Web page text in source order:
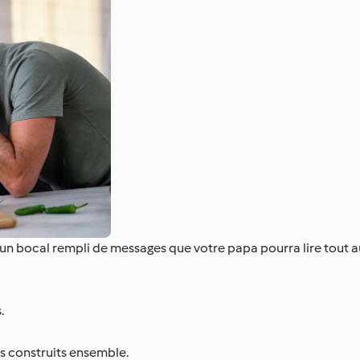
bocal rempli de messages que votre papa pourra lire tout
construits ensemble.